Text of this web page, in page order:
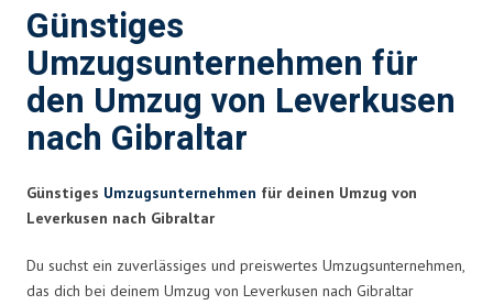
Günstiges
Umzugsunternehmen für
den Umzug von Leverkusen
nach Gibraltar
Günstiges Umzugsunternehmen für deinen Umzug von
Leverkusen nach Gibraltar
Du suchst ein zuverlässiges und preiswertes Umzugsunternehmen,
das dich bei deinem Umzug von Leverkusen nach Gibraltar